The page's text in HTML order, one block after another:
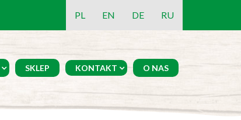
PL EN DE RU
SKLEP KONTAKT O NAS